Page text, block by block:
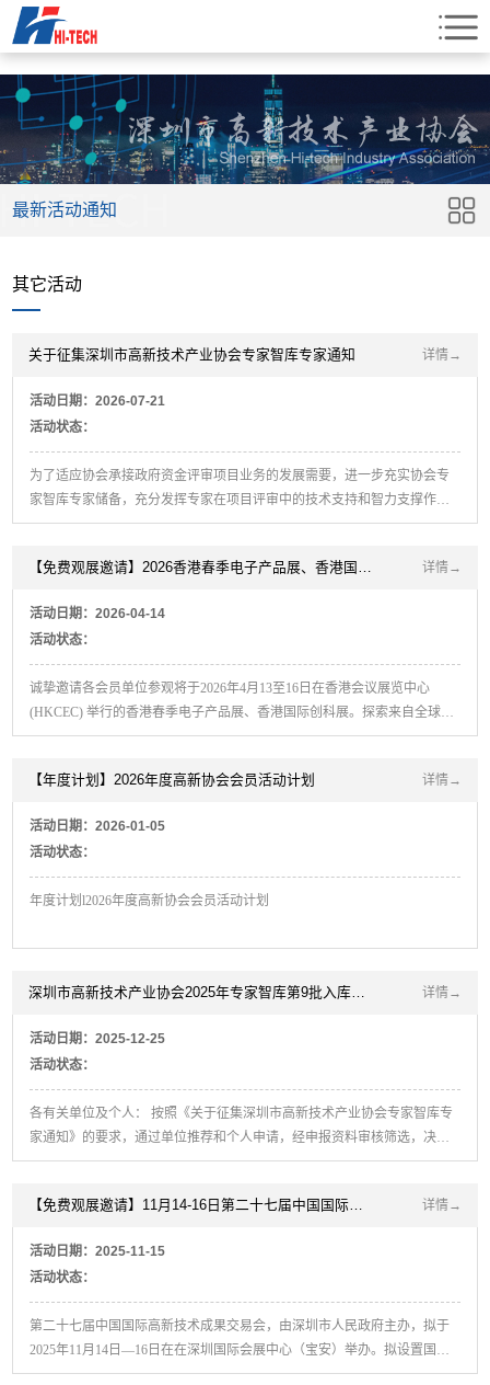
最新活动通知
其它活动
关于征集深圳市高新技术产业协会专家智库专家通知 详情→
活动日期：2026-07-21
活动状态：
为了适应协会承接政府资金评审项目业务的发展需要，进一步充实协会专
家智库专家储备，充分发挥专家在项目评审中的技术支持和智力支撑作
用，我协会特面向社会公开征集专家人选，专家经审核入库后，将被授予
究、项目评审、项目合作、学科交流等工作。
【免费观展邀请】2026香港春季电子产品展、香港国际创科展 详情→
活动日期：2026-04-14
活动状态：
诚挚邀请各会员单位参观将于2026年4月13至16日在香港会议展览中心
(HKCEC) 举行的香港春季电子产品展、香港国际创科展。探索来自全球供
应商的消费电子产品。
【年度计划】2026年度高新协会会员活动计划 详情→
活动日期：2026-01-05
活动状态：
年度计划l2026年度高新协会会员活动计划
深圳市高新技术产业协会2025年专家智库第9批入库专家名单的公示 详情→
活动日期：2025-12-25
活动状态：
各有关单位及个人： 按照《关于征集深圳市高新技术产业协会专家智库专
家通知》的要求，通过单位推荐和个人申请，经申报资料审核筛选，决定
聘任赵国强等13名同志为深圳市高新技术产业协会专家智库专家（名单见
【免费观展邀请】11月14-16日第二十七届中国国际高新技术成果交易会 详情→
活动日期：2025-11-15
活动状态：
第二十七届中国国际高新技术成果交易会，由深圳市人民政府主办，拟于
2025年11月14日—16日在在深圳国际会展中心（宝安）举办。拟设置国之
重器重大科技装备、科技巨头产业链、未来前沿科技、人工智能与机器